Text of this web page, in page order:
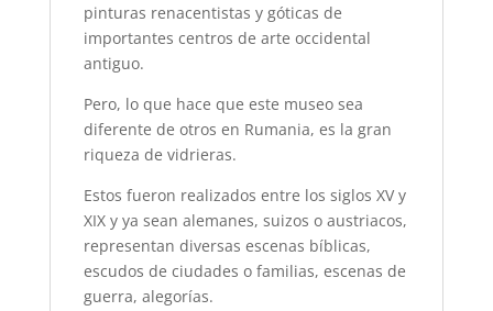
pinturas renacentistas y góticas de
importantes centros de arte occidental
antiguo.
Pero, lo que hace que este museo sea
diferente de otros en Rumania, es la gran
riqueza de vidrieras.
Estos fueron realizados entre los siglos XV y
XIX y ya sean alemanes, suizos o austriacos,
representan diversas escenas bíblicas,
escudos de ciudades o familias, escenas de
guerra, alegorías.